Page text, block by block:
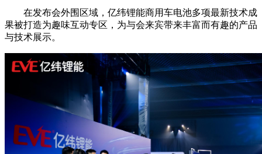
在发布会外围区域，亿纬锂能商用车电池多项最新技术成
果被打造为趣味互动专区，为与会来宾带来丰富而有趣的产品
与技术展示。